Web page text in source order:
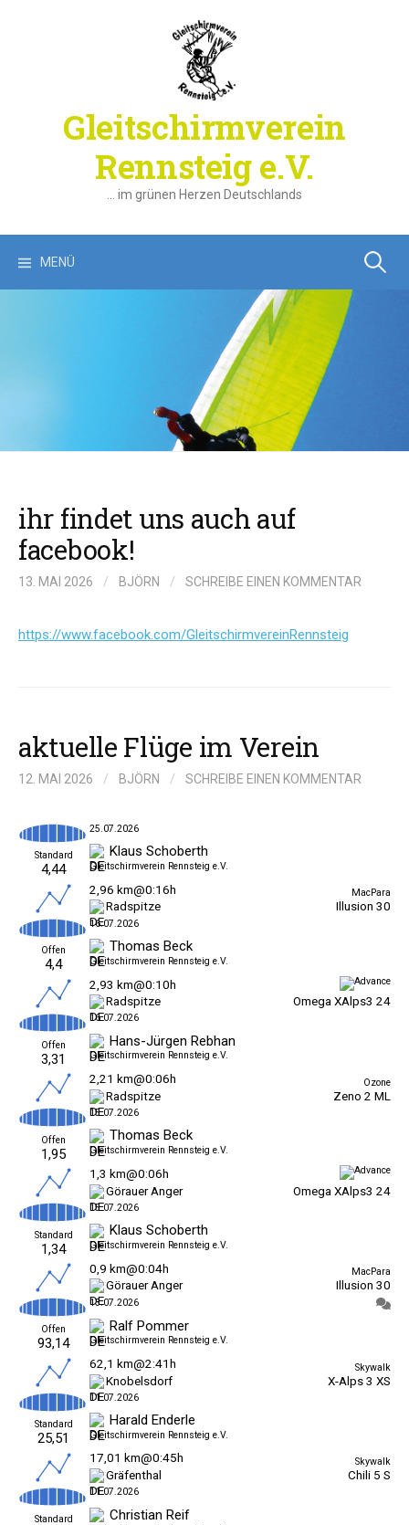
Gleitschirmverein
Rennsteig e.V.
… im grünen Herzen Deutschlands
MENÜ Suchen
ihr findet uns auch auf
facebook!
13. MAI 2026 / BJÖRN / SCHREIBE EINEN KOMMENTAR
https://www.facebook.com/GleitschirmvereinRennsteig
aktuelle Flüge im Verein
12. MAI 2026 / BJÖRN / SCHREIBE EINEN KOMMENTAR